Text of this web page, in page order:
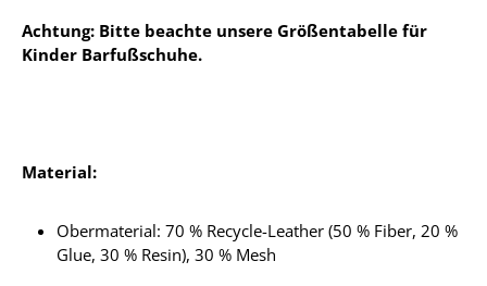
Achtung: Bitte beachte unsere Größentabelle für
Kinder Barfußschuhe.
Material:
Obermaterial: 70 % Recycle-Leather (50 % Fiber, 20 %
Glue, 30 % Resin), 30 % Mesh